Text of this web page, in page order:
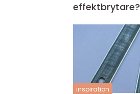
effektbrytare?
inspiration